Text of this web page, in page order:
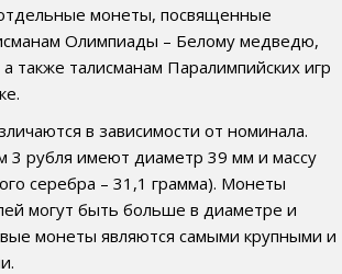
монеты, посвященные
Олимпиады – Белому медведю,
также талисманам Паралимпийских игр
в зависимости от номинала.
3 рубля имеют диаметр 39 мм и массу
серебра – 31,1 грамма). Монеты
могут быть больше в диаметре и
монеты являются самыми крупными и